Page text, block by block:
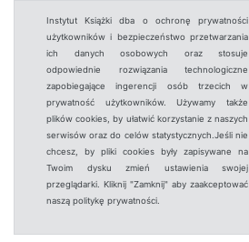
Instytut Książki dba o ochronę prywatności
użytkowników i bezpieczeństwo przetwarzania
ich danych osobowych oraz stosuje
odpowiednie rozwiązania technologiczne
zapobiegające ingerencji osób trzecich w
prywatność użytkowników. Używamy także
plików cookies, by ułatwić korzystanie z naszych
serwisów oraz do celów statystycznych.Jeśli nie
chcesz, by pliki cookies były zapisywane na
Twoim dysku zmień ustawienia swojej
przeglądarki. Kliknij "Zamknij" aby zaakceptować
naszą politykę prywatności.